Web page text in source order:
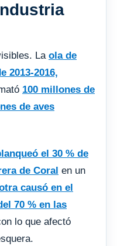
La ola de
2013-2016,
100 millones de
de aves
el 30 % de
de Coral en un
causó en el
70 % en las
lo que afectó